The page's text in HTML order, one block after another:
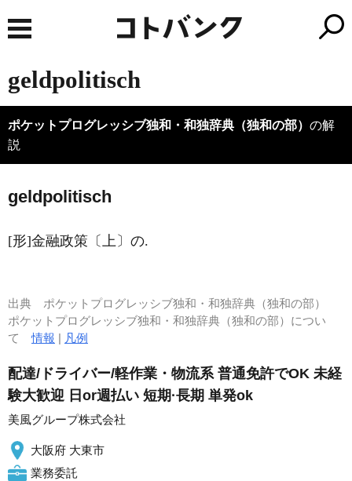
geldpolitisch
ポケットプログレッシブ独和・和独辞典（独和の部） の解
説
geldpolitisch
[形]金融政策〔上〕の.
出典 ポケットプログレッシブ独和・和独辞典（独和の部）
ポケットプログレッシブ独和・和独辞典（独和の部）につい
て情報 | 凡例
配達/ドライバー/軽作業・物流系 普通免許でOK 未経
験大歓迎 日or週払い 短期·長期 単発ok
美風グループ株式会社
大阪府 大東市
業務委託